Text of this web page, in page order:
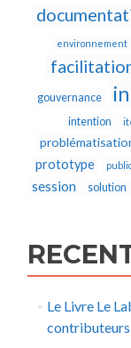
environnement
gouvernance
intention
prototype
session solution
Le Livre Le